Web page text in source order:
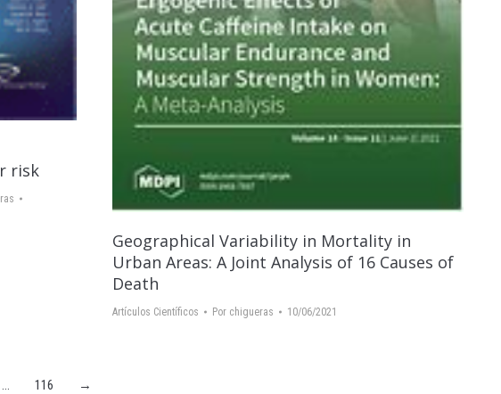
risk
Geographical Variability in Mortality in
Urban Areas: A Joint Analysis of 16 Causes of
Death
Artículos Científicos Por chigueras 10/06/2021
116 →